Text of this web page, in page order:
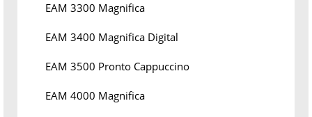
EAM 3300 Magnifica
EAM 3400 Magnifica Digital
EAM 3500 Pronto Cappuccino
EAM 4000 Magnifica